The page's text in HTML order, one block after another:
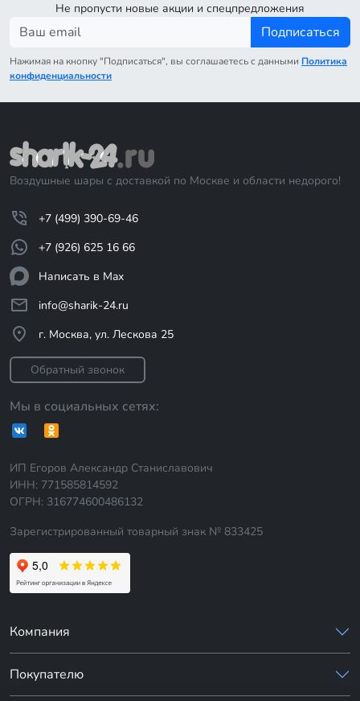
Не пропусти новые акции и спецпредложения
Подписаться
Нажимая на кнопку "Подписаться", вы соглашаетесь с данными Политика
конфиденциальности
Воздушные шары с доставкой по Москве и области недорого!
+7 (499) 390-69-46
+7 (926) 625 16 66
Написать в Max
info@sharik-24.ru
г. Москва, ул. Лескова 25
Обратный звонок
Мы в социальных сетях:
ИП Егоров Александр Станиславович
ИНН: 771585814592
ОГРН: 316774600486132
Зарегистрированный товарный знак № 833425
Компания
Покупателю